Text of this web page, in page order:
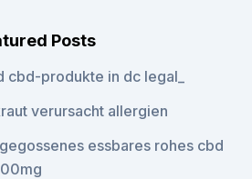
Posts
cbd-produkte in dc legal_
verursacht allergien
essbares rohes cbd